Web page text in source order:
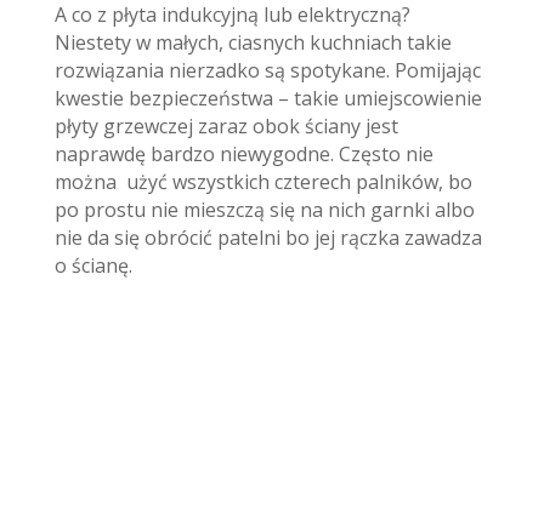
A co z płyta indukcyjną lub elektryczną?
Niestety w małych, ciasnych kuchniach takie
rozwiązania nierzadko są spotykane. Pomijając
kwestie bezpieczeństwa – takie umiejscowienie
płyty grzewczej zaraz obok ściany jest
naprawdę bardzo niewygodne. Często nie
można użyć wszystkich czterech palników, bo
po prostu nie mieszczą się na nich garnki albo
nie da się obrócić patelni bo jej rączka zawadza
o ścianę.